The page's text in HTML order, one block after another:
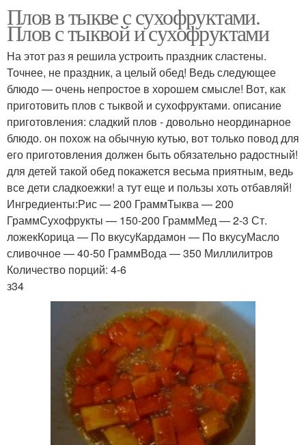
Плов в тыкве с сухофруктами.
Плов с тыквой и сухофруктами
На этот раз я решила устроить праздник сластены.
Точнее, не праздник, а целый обед! Ведь следующее
блюдо — очень непростое в хорошем смысле! Вот, как
приготовить плов с тыквой и сухофруктами. описание
приготовления: сладкий плов - довольно неординарное
блюдо. он похож на обычную кутью, вот только повод для
его приготовления должен быть обязательно радостный!
для детей такой обед покажется весьма приятным, ведь
все дети сладкоежки! а тут еще и пользы хоть отбавляй!
Ингредиенты:Рис — 200 ГраммТыква — 200
ГраммСухофрукты — 150-200 ГраммМед — 2-3 Ст.
ложекКорица — По вкусуКардамон — По вкусуМасло
сливочное — 40-50 ГраммВода — 350 Миллилитров
Количество порций: 4-6
з34